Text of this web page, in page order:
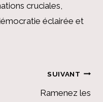
cruciales,
éclairée et
SUIVANT
Ramenez les